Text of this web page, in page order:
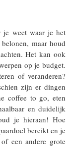
weet waar je het
maar houd
Het kan ook
op je budget.
of veranderen?
zijn er dingen
coffee to go, eten
en duidelijk
je hieraan! Hoe
bereikt en je
een andere grote